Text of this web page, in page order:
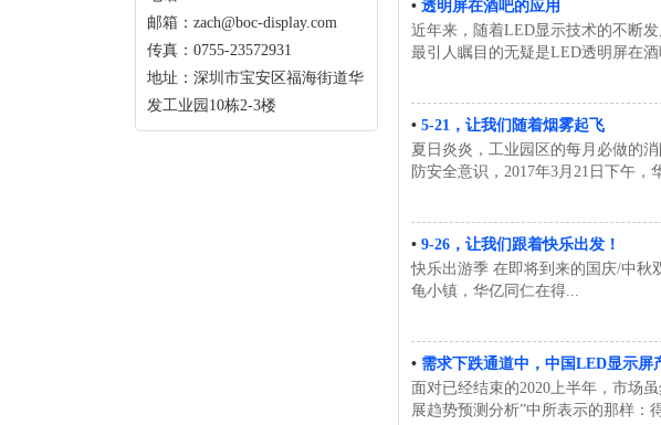
邮箱：zach@boc-display.com
传真：0755-23572931
地址：深圳市宝安区福海街道华
发工业园10栋2-3楼
• 透明屏在酒吧的应用
近年来，随着LED显示技术的不断
最引人瞩目的无疑是LED透明屏在
• 5-21，让我们随着烟雾起飞
夏日炎炎，工业园区的每月必做的
防安全意识，2017年3月21日下午
• 9-26，让我们跟着快乐出发！
快乐出游季 在即将到来的国庆/中秋
龟小镇，华亿同仁在得...
• 需求下跌通道中，中国LED显示屏
面对已经结束的2020上半年，市场
展趋势预测分析”中所表示的那样：